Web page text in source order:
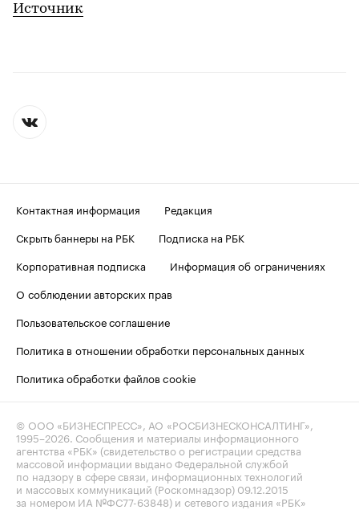
Источник
Контактная информация
Редакция
Скрыть баннеры на РБК
Подписка на РБК
Корпоративная подписка
Информация об ограничениях
О соблюдении авторских прав
Пользовательское соглашение
Политика в отношении обработки персональных данных
Политика обработки файлов cookie
© ООО «БИЗНЕСПРЕСС», АО «РОСБИЗНЕСКОНСАЛТИНГ»,
1995–2026 . Сообщения и материалы информационного
агентства «РБК» (свидетельство о регистрации средства
массовой информации выдано Федеральной службой
по надзору в сфере связи, информационных технологий
и массовых коммуникаций (Роскомнадзор) 09.12.2015
за номером ИА №ФС77-63848) и сетевого издания «РБК»